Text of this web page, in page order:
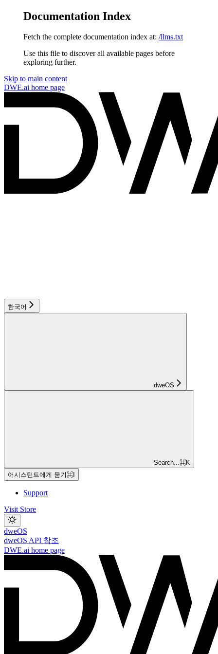
Documentation Index
Fetch the complete documentation index at: /llms.txt
Use this file to discover all available pages before
exploring further.
Skip to main content
DWE.ai home page
한국어
dweOS
Search...⌘K
어시스턴트에게 묻기⌘
Support
Visit Store
dweOS
dweOS API 참조
DWE.ai home page